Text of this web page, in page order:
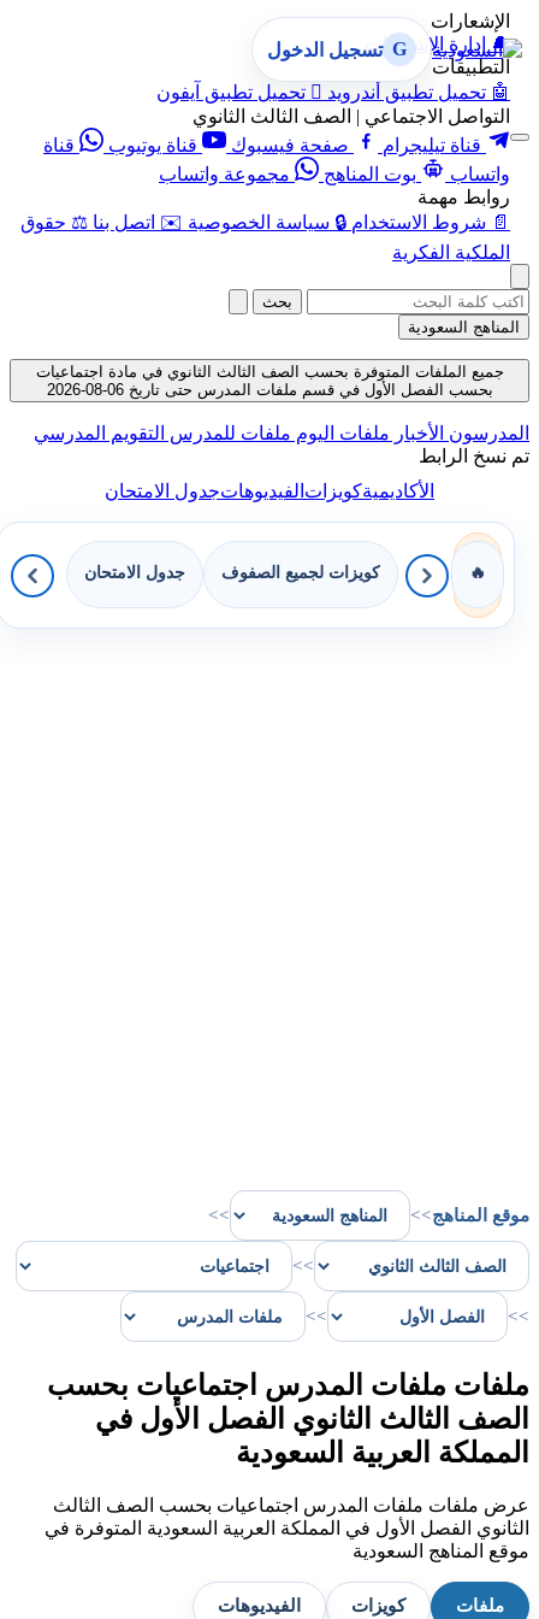
الإشعارات
🔔 إدارة الإشعارات
التطبيقات
🤖 تحميل تطبيق أندرويد  تحميل تطبيق آيفون
التواصل الاجتماعي | الصف الثالث الثانوي
قناة تيليجرام
صفحة فيسبوك قناة يوتيوب
قناة
واتساب
بوت المناهج
مجموعة واتساب
روابط مهمة
📄 شروط الاستخدام 🔒 سياسة الخصوصية ✉️ اتصل بنا ⚖️ حقوق
الملكية الفكرية
G تسجيل الدخول
بحث
المناهج السعودية
جميع الملفات المتوفرة بحسب الصف الثالث الثانوي في مادة اجتماعيات
بحسب الفصل الأول في قسم ملفات المدرس حتى تاريخ 06-08-2026
المدرسون الأخبار ملفات اليوم ملفات للمدرس التقويم المدرسي
تم نسخ الرابط
الأكاديميةكويزاتالفيديوهاتجدول الامتحان
🔥 كويزات لجميع الصفوف جدول الامتحان
موقع المناهج>>
>>
>>
>>
>>
ملفات ملفات المدرس اجتماعيات بحسب
الصف الثالث الثانوي الفصل الأول في
المملكة العربية السعودية
عرض ملفات ملفات المدرس اجتماعيات بحسب الصف الثالث
الثانوي الفصل الأول في المملكة العربية السعودية المتوفرة في
موقع المناهج السعودية
ملفات كويزات الفيديوهات